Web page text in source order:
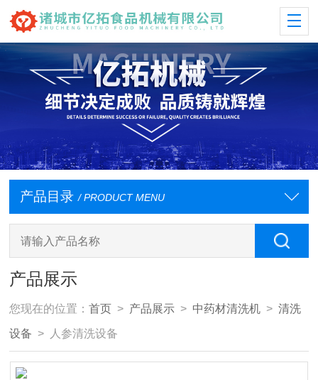
产品目录 / PRODUCT MENU
产品展示
您现在的位置：首页 > 产品展示 > 中药材清洗机 >清洗
设备 > 人参清洗设备